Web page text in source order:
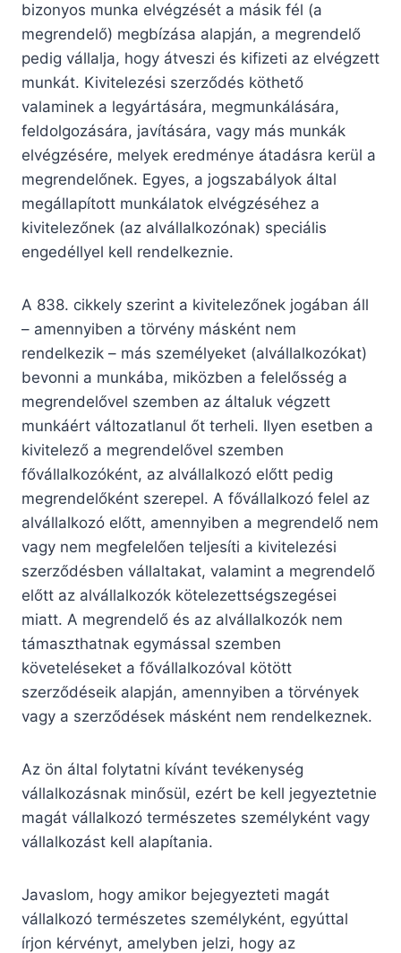
bizonyos munka elvégzését a másik fél (a
megrendelő) megbízása alapján, a megrendelő
pedig vállalja, hogy átveszi és kifizeti az elvégzett
munkát. Kivitelezési szerződés köthető
valaminek a legyártására, megmunkálására,
feldolgozására, javítására, vagy más munkák
elvégzésére, melyek eredménye átadásra kerül a
megrendelőnek. Egyes, a jogszabályok által
megállapított munkálatok elvégzéséhez a
kivitelezőnek (az alvállalkozónak) speciális
engedéllyel kell rendelkeznie.
A 838. cikkely szerint a kivitelezőnek jogában áll
– amennyiben a törvény másként nem
rendelkezik – más személyeket (alvállalkozókat)
bevonni a munkába, miközben a felelősség a
megrendelővel szemben az általuk végzett
munkáért változatlanul őt terheli. Ilyen esetben a
kivitelező a megrendelővel szemben
fővállalkozóként, az alvállalkozó előtt pedig
megrendelőként szerepel. A fővállalkozó felel az
alvállalkozó előtt, amennyiben a megrendelő nem
vagy nem megfelelően teljesíti a kivitelezési
szerződésben vállaltakat, valamint a megrendelő
előtt az alvállalkozók kötelezettségszegései
miatt. A megrendelő és az alvállalkozók nem
támaszthatnak egymással szemben
követeléseket a fővállalkozóval kötött
szerződéseik alapján, amennyiben a törvények
vagy a szerződések másként nem rendelkeznek.
Az ön által folytatni kívánt tevékenység
vállalkozásnak minősül, ezért be kell jegyeztetnie
magát vállalkozó természetes személyként vagy
vállalkozást kell alapítania.
Javaslom, hogy amikor bejegyezteti magát
vállalkozó természetes személyként, egyúttal
írjon kérvényt, amelyben jelzi, hogy az